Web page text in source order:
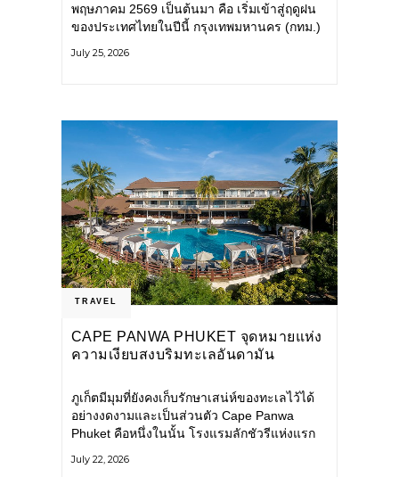
พฤษภาคม 2569 เป็นต้นมา คือ เริ่มเข้าสู่ฤดูฝน
ของประเทศไทยในปีนี้ กรุงเทพมหานคร (กทม.)
โครงสร้างพื้นฐาน
July 25, 2026
TRAVEL
CAPE PANWA PHUKET จุดหมายแห่ง
ความเงียบสงบริมทะเลอันดามัน
ภูเก็ตมีมุมที่ยังคงเก็บรักษาเสน่ห์ของทะเลไว้ได้
อย่างงดงามและเป็นส่วนตัว Cape Panwa
Phuket คือหนึ่งในนั้น โรงแรมลักชัวรีแห่งแรก
แหลมพันวา ทางตะวันออกเฉียงใต้ของเกาะ
July 22, 2026